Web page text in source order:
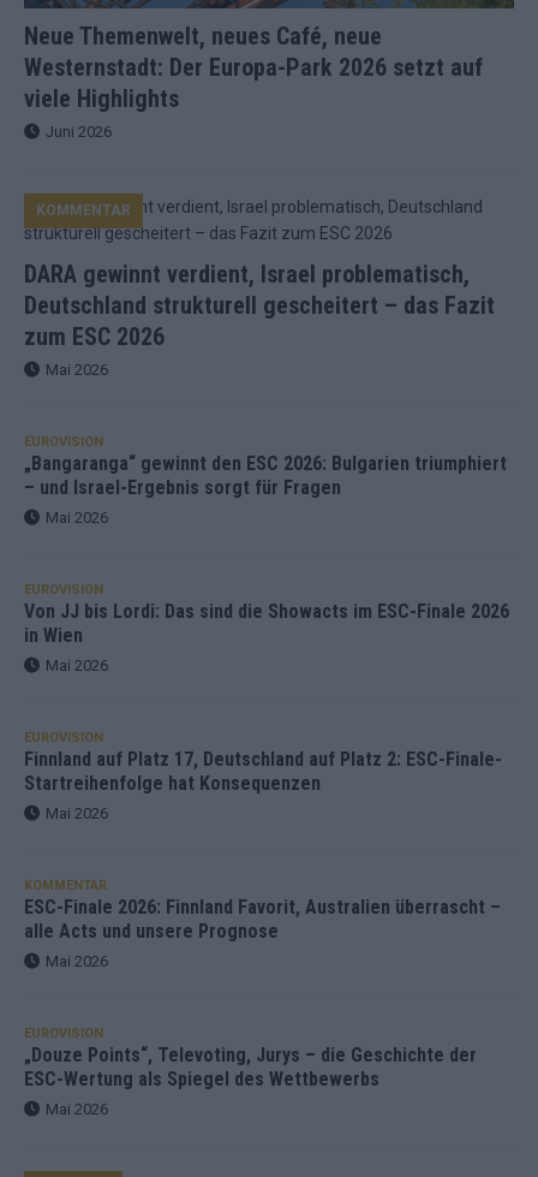
Neue Themenwelt, neues Café, neue
Westernstadt: Der Europa-Park 2026 setzt auf
viele Highlights
Juni 2026
DARA gewinnt verdient, Israel problematisch,
Deutschland strukturell gescheitert – das Fazit
zum ESC 2026
KOMMENTAR
Mai 2026
EUROVISION
„Bangaranga“ gewinnt den ESC 2026: Bulgarien triumphiert
– und Israel-Ergebnis sorgt für Fragen
Mai 2026
EUROVISION
Von JJ bis Lordi: Das sind die Showacts im ESC-Finale 2026
in Wien
Mai 2026
EUROVISION
Finnland auf Platz 17, Deutschland auf Platz 2: ESC-Finale-
Startreihenfolge hat Konsequenzen
Mai 2026
KOMMENTAR
ESC-Finale 2026: Finnland Favorit, Australien überrascht –
alle Acts und unsere Prognose
Mai 2026
EUROVISION
„Douze Points“, Televoting, Jurys – die Geschichte der
ESC-Wertung als Spiegel des Wettbewerbs
Mai 2026